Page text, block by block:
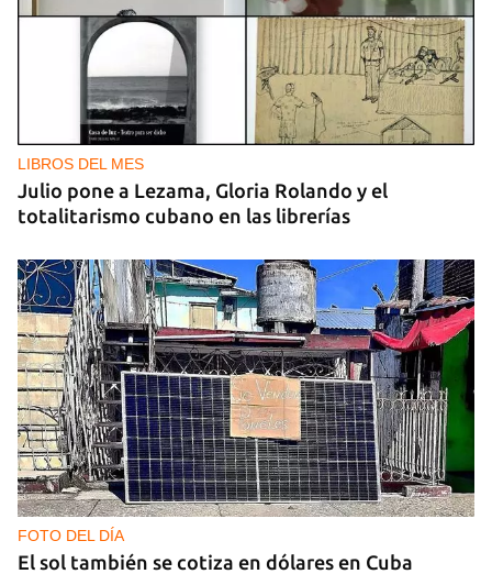
LIBROS DEL MES
Julio pone a Lezama, Gloria Rolando y el
totalitarismo cubano en las librerías
FOTO DEL DÍA
El sol también se cotiza en dólares en Cuba